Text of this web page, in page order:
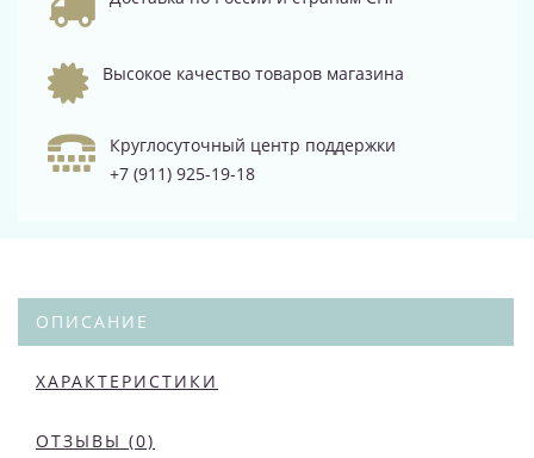
Высокое качество товаров магазина
Круглосуточный центр поддержки
+7 (911) 925-19-18
ОПИСАНИЕ
ХАРАКТЕРИСТИКИ
ОТЗЫВЫ (0)